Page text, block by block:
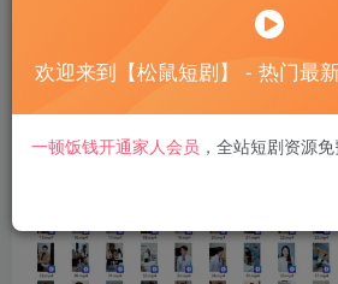
立即购买
欢迎来到【松鼠短剧】 - 热门最
一顿饭钱开通家人会员 ， 全站短剧资源